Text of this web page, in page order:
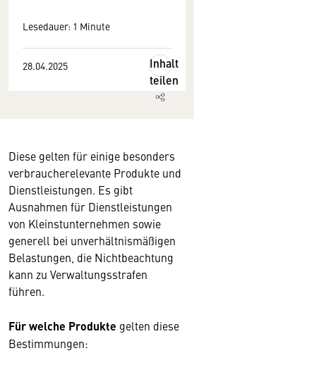
Lesedauer: 1 Minute
28.04.2025
Inhalt
teilen
Diese gelten für einige besonders
verbraucherelevante Produkte und
Dienstleistungen. Es gibt
Ausnahmen für Dienstleistungen
von Kleinstunternehmen sowie
generell bei unverhältnismäßigen
Belastungen, die Nichtbeachtung
kann zu Verwaltungsstrafen
führen.
Für welche Produkte gelten diese
Bestimmungen: